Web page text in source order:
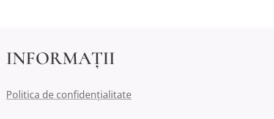
INFORMAȚII
Politica de confidențialitate